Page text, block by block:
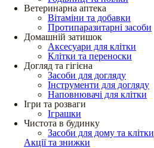
Ветеринарна аптека
Вітаміни та добавки
Протипаразитарні засоби
Домашній затишок
Аксесуари для клітки
Клітки та переноски
Догляд та гігієна
Засоби для догляду
Інструменти для догляду
Наповнювачі для клітки
Ігри та розваги
Іграшки
Чистота в будинку
Засоби для дому та клітки
Акції та знижки